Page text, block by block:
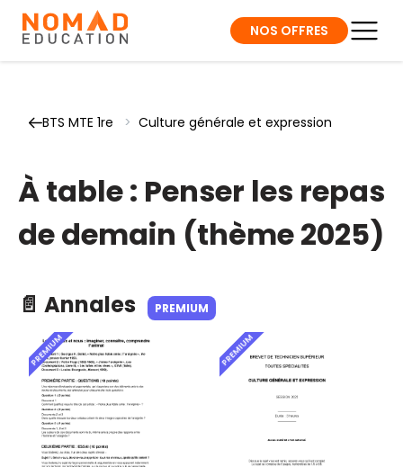
NOS OFFRES
BTS MTE 1re > Culture générale et expression
À table : Penser les repas
de demain (thème 2025)
📄 Annales PREMIUM
PREMIUM PREMIUM